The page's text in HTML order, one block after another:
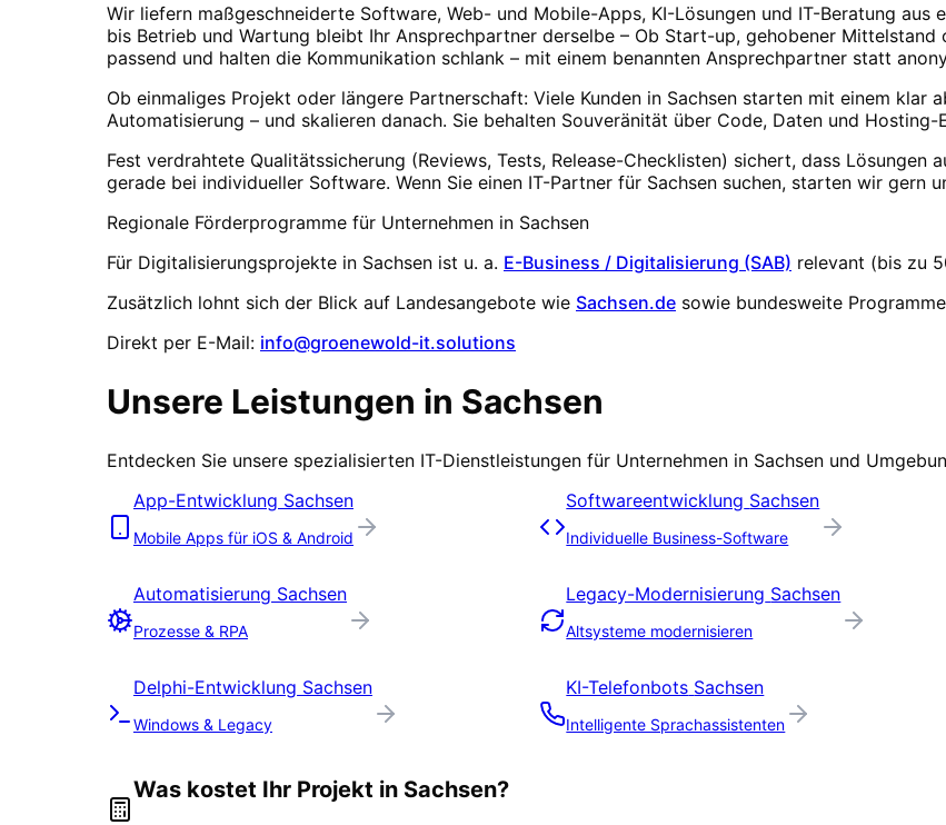
Wir liefern maßgeschneiderte Software, Web- und Mobile-Apps, KI-Lösungen und IT-Beratung aus
bis Betrieb und Wartung bleibt Ihr Ansprechpartner derselbe – Ob Start-up, gehobener Mittelstand
passend und halten die Kommunikation schlank – mit einem benannten Ansprechpartner statt
Ob einmaliges Projekt oder längere Partnerschaft: Viele Kunden in Sachsen starten mit einem klar
Automatisierung – und skalieren danach. Sie behalten Souveränität über Code, Daten und Hosting-
Fest verdrahtete Qualitätssicherung (Reviews, Tests, Release-Checklisten) sichert, dass Lösungen
gerade bei individueller Software. Wenn Sie einen IT-Partner für Sachsen suchen, starten wir gern
Regionale Förderprogramme für Unternehmen in Sachsen
Für Digitalisierungsprojekte in Sachsen ist u. a. E-Business / Digitalisierung (SAB) relevant (bis zu
Zusätzlich lohnt sich der Blick auf Landesangebote wie Sachsen.de sowie bundesweite
Direkt per E-Mail: info@groenewold-it.solutions
Unsere Leistungen in Sachsen
Entdecken Sie unsere spezialisierten IT-Dienstleistungen für Unternehmen in Sachsen und
App-Entwicklung Sachsen
Mobile Apps für iOS & Android
Softwareentwicklung Sachsen
Individuelle Business-Software
Automatisierung Sachsen
Prozesse & RPA
Legacy-Modernisierung Sachsen
Altsysteme modernisieren
Delphi-Entwicklung Sachsen
Windows & Legacy
KI-Telefonbots Sachsen
Intelligente Sprachassistenten
Was kostet Ihr Projekt in Sachsen?